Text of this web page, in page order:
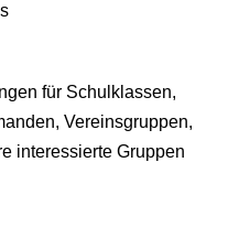
für Schulklassen,
Vereinsgruppen,
interessierte Gruppen